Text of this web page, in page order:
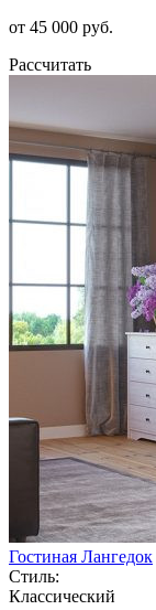
от 45 000 руб.
Рассчитать
Гостиная Лангедок
Стиль:
Классический